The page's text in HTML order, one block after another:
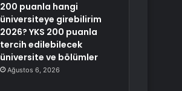
200 puanla hangi
üniversiteye girebilirim
2026? YKS 200 puanla
tercih edilebilecek
üniversite ve bölümler
Ağustos 6, 2026